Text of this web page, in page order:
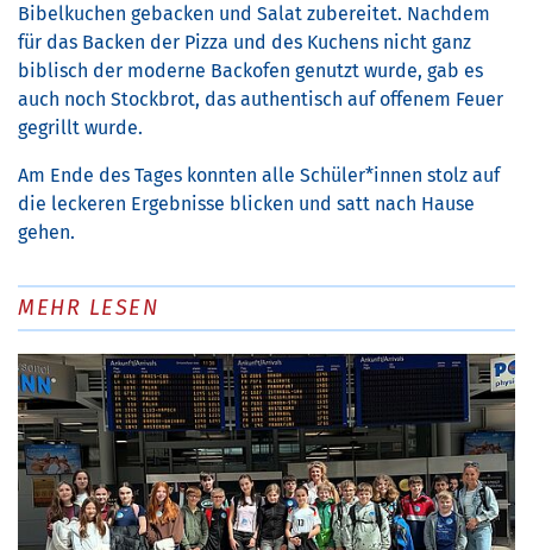
Bibelkuchen gebacken und Salat zubereitet. Nachdem
für das Backen der Pizza und des Kuchens nicht ganz
biblisch der moderne Backofen genutzt wurde, gab es
auch noch Stockbrot, das authentisch auf offenem Feuer
gegrillt wurde.
Am Ende des Tages konnten alle Schüler*innen stolz auf
die leckeren Ergebnisse blicken und satt nach Hause
gehen.
MEHR LESEN